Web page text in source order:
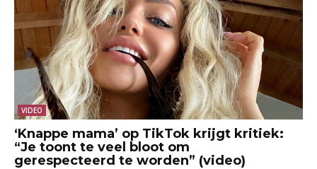
VIDEO
‘Knappe mama’ op TikTok krijgt kritiek:
“Je toont te veel bloot om
gerespecteerd te worden” (video)